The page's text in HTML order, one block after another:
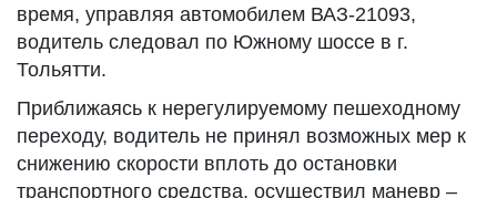
время, управляя автомобилем ВАЗ-21093,
водитель следовал по Южному шоссе в г.
Тольятти.
Приближаясь к нерегулируемому пешеходному
переходу, водитель не принял возможных мер к
снижению скорости вплоть до остановки
транспортного средства, осуществил маневр –